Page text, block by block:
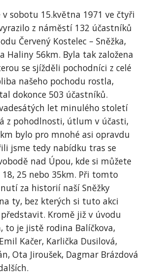
v sobotu 15.května 1971 ve čtyři
z náměstí 132 účastníků
Červený Kostelec – Sněžka,
Haliny 56km. Byla tak založena
se sjížděli pochodníci z celé
našeho pochodu rostla,
dokonce 503 účastníků.
let minulého století
z pohodlnosti, útlum v účasti,
bylo pro mnohé asi opravdu
jsme tedy nabídku tras se
nad Úpou, kde si můžete
25 nebo 35km. Při tomto
za historií naší Sněžky
ty, bez kterých si tuto akci
Kromě již v úvodu
to je jistě rodina Balíčkova,
Kačer, Karlička Dusilová,
Ota Jiroušek, Dagmar Brázdová